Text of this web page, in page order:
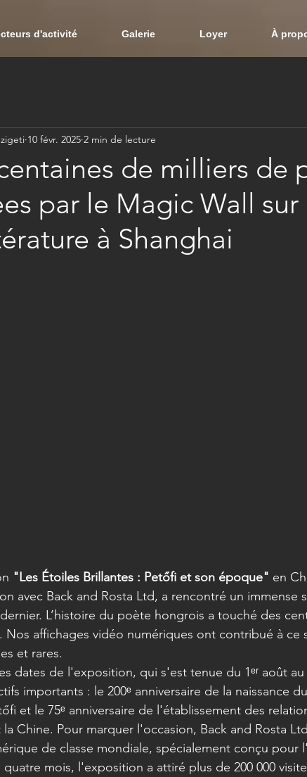
d'activité Galerie Loyer À
de milliers de
par le Magic Wall
à Shanghai
10 févr. 2025 2 min de lecture
"Les Étoiles Brillantes : Petőfi et son époque" en
avec Back and Rosta Ltd, a rencontré un immense
L’histoire du poète hongrois a touché des
Nos affichages vidéo numériques ont contribué à ce
et rares.
dates de l'exposition, qui s'est tenue du 1ᵉʳ août
importants : le 200ᵉ anniversaire de la naissance
et le 75ᵉ anniversaire de l'établissement des
Chine. Pour marquer l'occasion, Back and Rosta
de classe mondiale, spécialement conçu pour
quatre mois, l'exposition a attiré plus de 200 000